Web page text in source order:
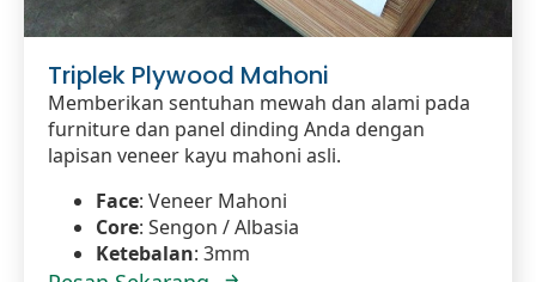
Triplek Plywood Mahoni
Memberikan sentuhan mewah dan alami pada
furniture dan panel dinding Anda dengan
lapisan veneer kayu mahoni asli.
Face: Veneer Mahoni
Core: Sengon / Albasia
Ketebalan: 3mm